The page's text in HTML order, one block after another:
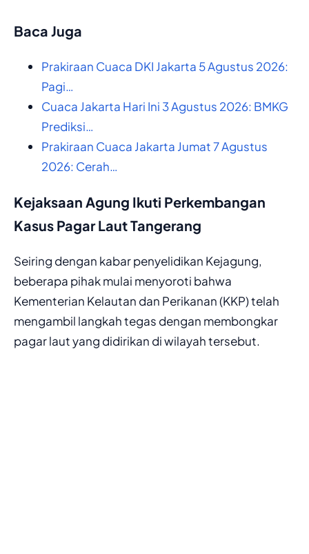
Baca Juga
Prakiraan Cuaca DKI Jakarta 5 Agustus 2026:
Pagi…
Cuaca Jakarta Hari Ini 3 Agustus 2026: BMKG
Prediksi…
Prakiraan Cuaca Jakarta Jumat 7 Agustus
2026: Cerah…
Kejaksaan Agung Ikuti Perkembangan
Kasus Pagar Laut Tangerang
Seiring dengan kabar penyelidikan Kejagung,
beberapa pihak mulai menyoroti bahwa
Kementerian Kelautan dan Perikanan (KKP) telah
mengambil langkah tegas dengan membongkar
pagar laut yang didirikan di wilayah tersebut.